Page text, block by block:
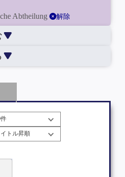
Abtheilung
解除